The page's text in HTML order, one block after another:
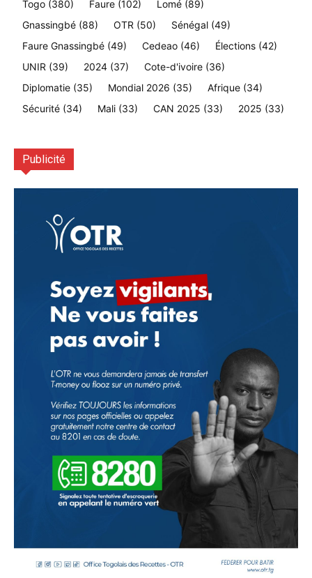
Togo (380) Faure (102) Lomé (89)
Gnassingbé (88) OTR (50) Sénégal (49)
Faure Gnassingbé (49) Cedeao (46) Élections (42)
UNIR (39) 2024 (37) Cote-d'ivoire (36)
Diplomatie (35) Mondial 2026 (35) Afrique (34)
Sécurité (34) Mali (33) CAN 2025 (33) 2025 (33)
Publicité